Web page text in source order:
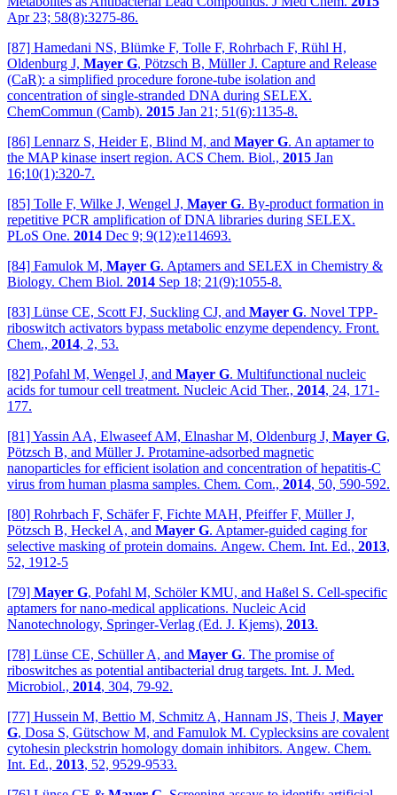
Apr 23; 58(8):3275-86.
[87] Hamedani NS, Blümke F, Tolle F, Rohrbach F, Rühl H,
Oldenburg J, Mayer G, Pötzsch B, Müller J. Capture and Release
(CaR): a simplified procedure forone-tube isolation and
concentration of single-stranded DNA during SELEX.
ChemCommun (Camb). 2015 Jan 21; 51(6):1135-8.
[86] Lennarz S, Heider E, Blind M, and Mayer G. An aptamer to
the MAP kinase insert region. ACS Chem. Biol., 2015 Jan
16;10(1):320-7.
[85] Tolle F, Wilke J, Wengel J, Mayer G. By-product formation in
repetitive PCR amplification of DNA libraries during SELEX.
PLoS One. 2014 Dec 9; 9(12):e114693.
[84] Famulok M, Mayer G. Aptamers and SELEX in Chemistry &
Biology. Chem Biol. 2014 Sep 18; 21(9):1055-8.
[83] Lünse CE, Scott FJ, Suckling CJ, and Mayer G. Novel TPP-
riboswitch activators bypass metabolic enzyme dependency. Front.
Chem., 2014, 2, 53.
[82] Pofahl M, Wengel J, and Mayer G. Multifunctional nucleic
acids for tumour cell treatment. Nucleic Acid Ther., 2014, 24, 171-
177.
[81] Yassin AA, Elwaseef AM, Elnashar M, Oldenburg J, Mayer G,
Pötzsch B, and Müller J. Protamine-adsorbed magnetic
nanoparticles for efficient isolation and concentration of hepatitis-C
virus from human plasma samples. Chem. Com., 2014, 50, 590-592.
[80] Rohrbach F, Schäfer F, Fichte MAH, Pfeiffer F, Müller J,
Pötzsch B, Heckel A, and Mayer G. Aptamer-guided caging for
selective masking of protein domains. Angew. Chem. Int. Ed., 2013,
52, 1912-5
[79] Mayer G, Pofahl M, Schöler KMU, and Haßel S. Cell-specific
aptamers for nano-medical applications. Nucleic Acid
Nanotechnology, Springer-Verlag (Ed. J. Kjems), 2013.
[78] Lünse CE, Schüller A, and Mayer G. The promise of
riboswitches as potential antibacterial drug targets. Int. J. Med.
Microbiol., 2014, 304, 79-92.
[77] Hussein M, Bettio M, Schmitz A, Hannam JS, Theis J, Mayer
G, Dosa S, Gütschow M, and Famulok M. Cyplecksins are covalent
cytohesin pleckstrin homology domain inhibitors. Angew. Chem.
Int. Ed., 2013, 52, 9529-9533.